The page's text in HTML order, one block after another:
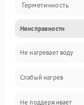
Герметичность
Неисправности
Не нагревает воду
Слабый нагрев
Не поддерживает